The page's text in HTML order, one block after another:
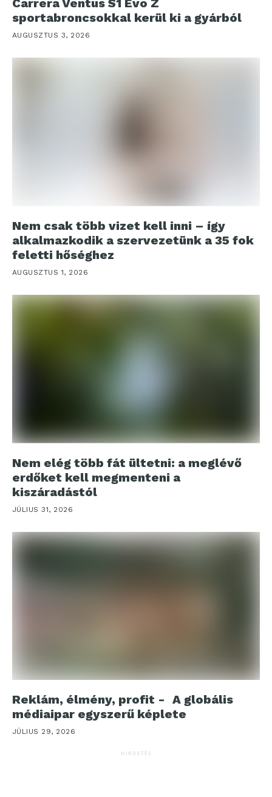
Carrera Ventus S1 Evo Z
sportabroncsokkal kerül ki a gyárból
AUGUSZTUS 3, 2026
Nem csak több vizet kell inni – így
alkalmazkodik a szervezetünk a 35 fok
feletti hőséghez
AUGUSZTUS 1, 2026
Nem elég több fát ültetni: a meglévő
erdőket kell megmenteni a
kiszáradástól
JÚLIUS 31, 2026
Reklám, élmény, profit - A globális
médiaipar egyszerű képlete
JÚLIUS 29, 2026
HIRDETÉS